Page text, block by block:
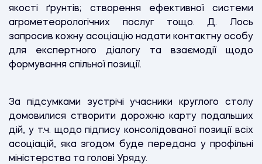
якості ґрунтів; створення ефективної системи
агрометеорологічних послуг тощо. Д. Лось
запросив кожну асоціацію надати контактну особу
для експертного діалогу та взаємодії щодо
формування спільної позиції.
За підсумками зустрічі учасники круглого столу
домовилися створити дорожню карту подальших
дій, у т.ч. щодо підпису консолідованої позиції всіх
асоціацій, яка згодом буде передана у профільні
міністерства та голові Уряду.